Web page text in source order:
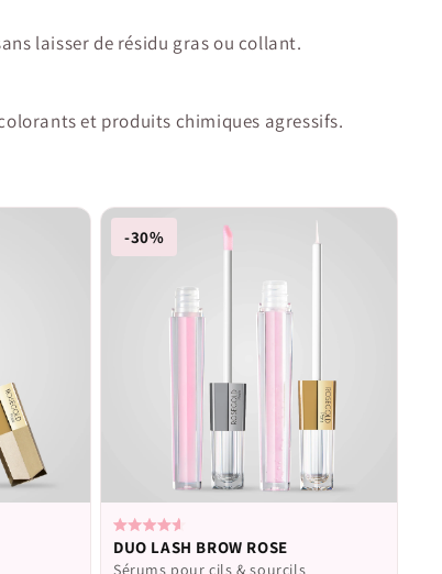
laisser de résidu gras ou collant.
et produits chimiques agressifs.
-30%
Calificado
4.6
DUO LASH BROW ROSE